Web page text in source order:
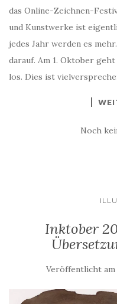
das Online-Zeichnen-
und Kunstwerke ist
jedes Jahr werden es
darauf. Am 1. Oktober
los. Dies ist
Noch
Inktober
Veröffentlicht am